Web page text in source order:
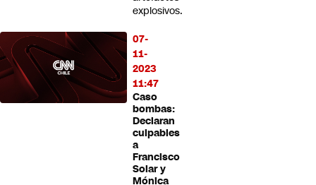
explosivos.
07-
11-
2023
11:47
Caso
bombas:
Declaran
culpables
a
Francisco
Solar y
Mónica